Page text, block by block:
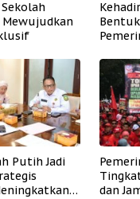
Putih Jadi
dan